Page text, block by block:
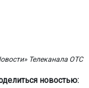
Телеканала ОТС
новостью: